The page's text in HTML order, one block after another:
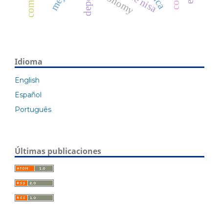
Idioma
English
Español
Português
Últimas publicaciones